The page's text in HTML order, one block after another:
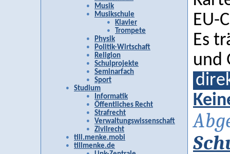
Musik
Musikschule
Klavier
Trompete
Physik
Politik-Wirtschaft
Religion
Schulprojekte
Seminarfach
Sport
Studium
Informatik
Öffentliches Recht
Strafrecht
Verwaltungswissenschaft
Zivilrecht
till.menke.mobi
tillmenke.de
EU-
Es
und